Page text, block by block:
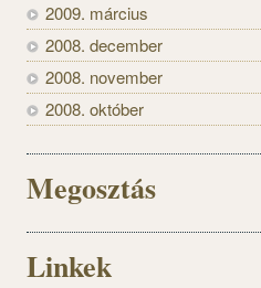
2009. március
2008. december
2008. november
2008. október
Megosztás
Linkek